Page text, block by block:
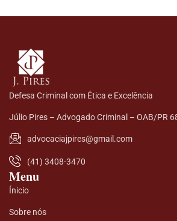
Defesa Criminal com Ética e Excelência
Júlio Pires – Advogado Criminal – OAB/PR
advocaciajpires@gmail.com
(41) 3408-3470
Menu
Ínicio
Sobre nós